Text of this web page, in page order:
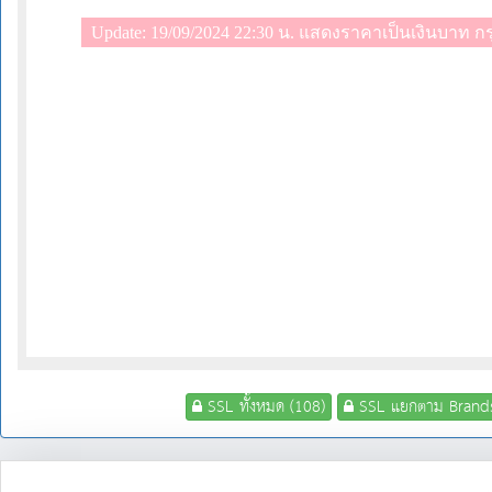
SSL ทั้งหมด (108) SSL แยกตาม